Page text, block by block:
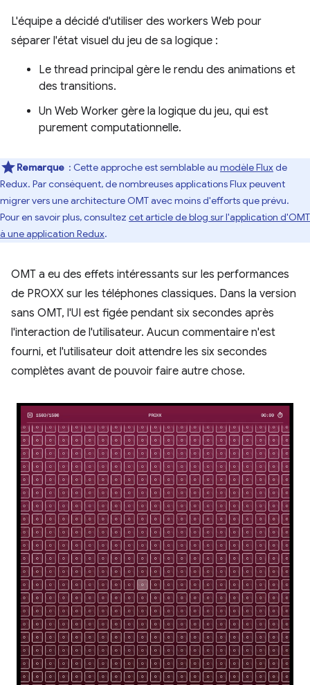
L'équipe a décidé d'utiliser des workers Web pour
séparer l'état visuel du jeu de sa logique :
Le thread principal gère le rendu des animations et
des transitions.
Un Web Worker gère la logique du jeu, qui est
purement computationnelle.
Remarque : Cette approche est semblable au modèle Fluxde
Redux. Par conséquent, de nombreuses applications Flux peuvent
migrer vers une architecture OMT avec moins d'efforts que prévu.
Pour en savoir plus, consultez cet article de blog sur l'application d'OMT
à une application Redux.
OMT a eu des effets intéressants sur les performances
de PROXX sur les téléphones classiques. Dans la version
sans OMT, l'UI est figée pendant six secondes après
l'interaction de l'utilisateur. Aucun commentaire n'est
fourni, et l'utilisateur doit attendre les six secondes
complètes avant de pouvoir faire autre chose.